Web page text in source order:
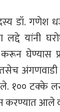
डॉ. गणेश
यांनी
घेण्यास
अंगणवाडी
१०० टक्के
करण्यात आले